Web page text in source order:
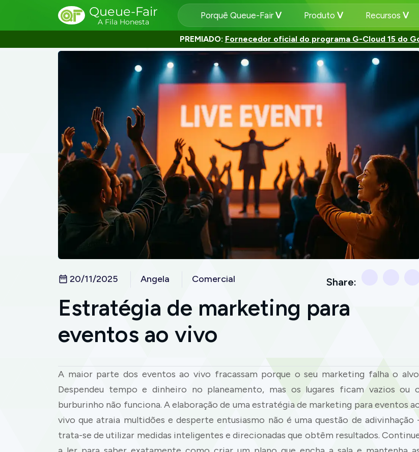
Queue-Fair
A Fila Honesta
Porquê Queue-Fair Produto Recursos
PREMIADO: Fornecedor oficial do programa G-Cloud 15 do
20/11/2025 Angela Comercial Share:
Estratégia de marketing para
eventos ao vivo
A maior parte dos eventos ao vivo fracassam porque o seu marketing falha o
Despendeu tempo e dinheiro no planeamento, mas os lugares ficam vazios ou
burburinho não funciona. A elaboração de uma estratégia de marketing para eventos
vivo que atraia multidões e desperte entusiasmo não é uma questão de adivinhação
trata-se de utilizar medidas inteligentes e direcionadas que obtêm resultados.